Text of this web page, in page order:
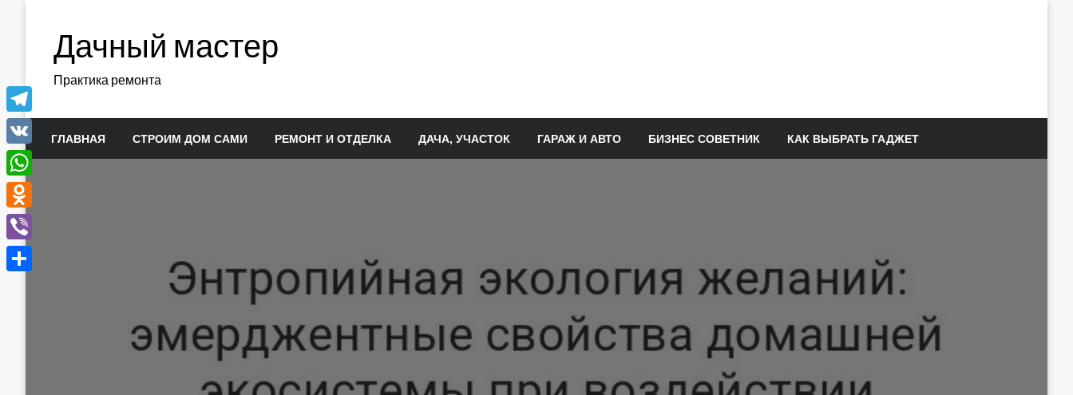
содержимомуДачный мастер
Практика ремонта
ГЛАВНАЯ СТРОИМ ДОМ САМИ РЕМОНТ И ОТДЕЛКА ДАЧА, УЧАСТОК ГАРАЖ И АВТО БИЗНЕС СОВЕТНИК КАК ВЫБРАТЬ ГАДЖЕТ
Telegram
VK
WhatsApp
Odnoklassniki
Viber